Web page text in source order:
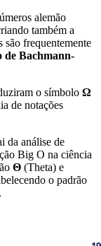
alemão
também a
frequentemente
de Bachmann-
o símbolo Ω
de notações
da análise de
Big O na ciência
Θ (Theta) e
o padrão